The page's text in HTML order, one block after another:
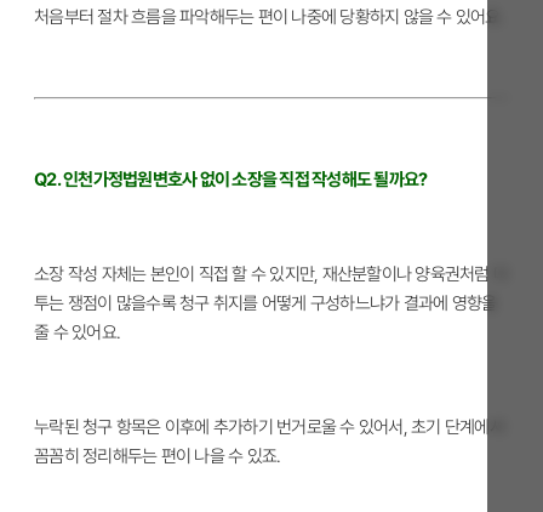
처음부터 절차 흐름을 파악해두는 편이 나중에 당황하지 않을 수 있어요.
Q2. 인천가정법원변호사 없이 소장을 직접 작성해도 될까요?
소장 작성 자체는 본인이 직접 할 수 있지만, 재산분할이나 양육권처럼 다
투는 쟁점이 많을수록 청구 취지를 어떻게 구성하느냐가 결과에 영향을
줄 수 있어요.
누락된 청구 항목은 이후에 추가하기 번거로울 수 있어서, 초기 단계에서
꼼꼼히 정리해두는 편이 나을 수 있죠.